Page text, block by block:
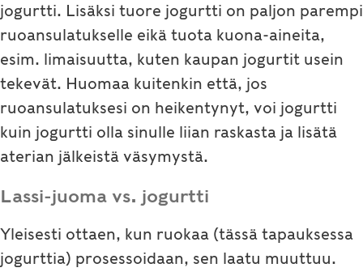
jogurtti. Lisäksi tuore jogurtti on paljon parempi
ruoansulatukselle eikä tuota kuona-aineita,
esim. limaisuutta, kuten kaupan jogurtit usein
tekevät. Huomaa kuitenkin että, jos
ruoansulatuksesi on heikentynyt, voi jogurtti
kuin jogurtti olla sinulle liian raskasta ja lisätä
aterian jälkeistä väsymystä.
Lassi-juoma vs. jogurtti
Yleisesti ottaen, kun ruokaa (tässä tapauksessa
jogurttia) prosessoidaan, sen laatu muuttuu.